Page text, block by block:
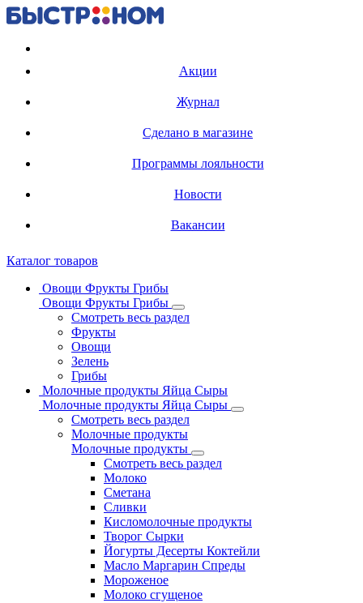
Акции
Журнал
Сделано в магазине
Программы лояльности
Новости
Вакансии
Каталог товаров
Овощи Фрукты Грибы
Овощи Фрукты Грибы
Смотреть весь раздел
Фрукты
Овощи
Зелень
Грибы
Молочные продукты Яйца Сыры
Молочные продукты Яйца Сыры
Смотреть весь раздел
Молочные продукты
Молочные продукты
Смотреть весь раздел
Молоко
Сметана
Сливки
Кисломолочные продукты
Творог Сырки
Йогурты Десерты Коктейли
Масло Маргарин Спреды
Мороженое
Молоко сгущеное